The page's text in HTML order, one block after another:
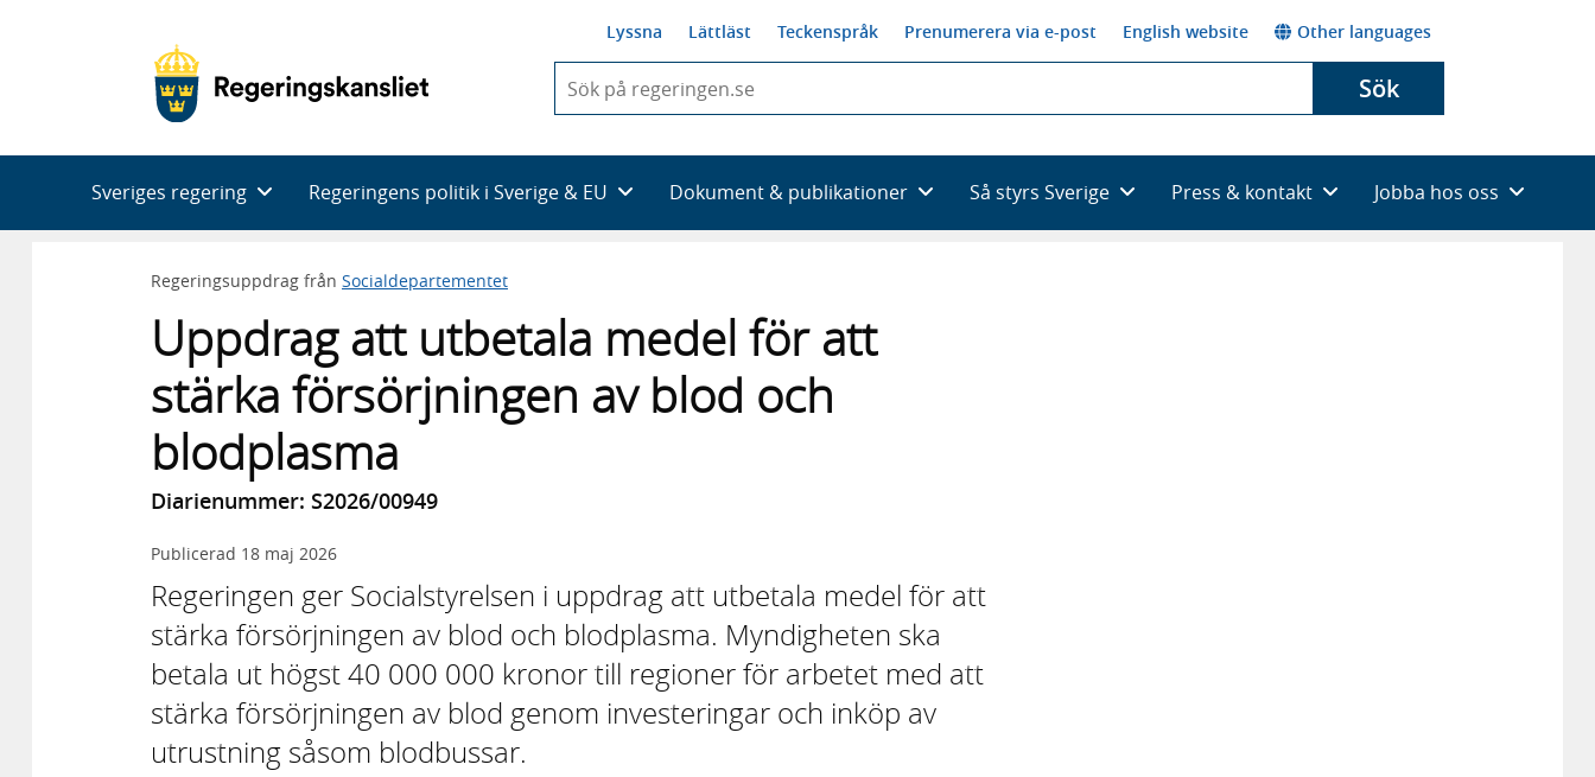
Lyssna Lättläst Teckenspråk Prenumerera via e-post English website Other languages
du
skriva
framträder
en
Sök
Sveriges regering Regeringens politik i Sverige & EU Dokument & publikationer Så styrs Sverige Press & kontakt Jobba hos oss
Regeringsuppdrag från Socialdepartementet
Uppdrag att utbetala medel för att
stärka försörjningen av blod och
blodplasma
Diarienummer: S2026/00949
Publicerad 18 maj 2026
Regeringen ger Socialstyrelsen i uppdrag att utbetala medel för att
stärka försörjningen av blod och blodplasma. Myndigheten ska
betala ut högst 40 000 000 kronor till regioner för arbetet med att
stärka försörjningen av blod genom investeringar och inköp av
utrustning såsom blodbussar.